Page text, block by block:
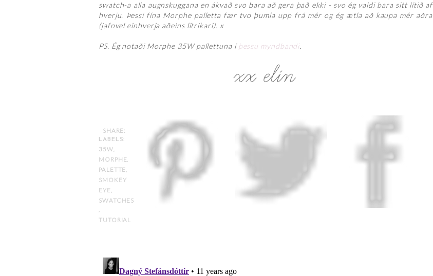
swatch-a alla augnskuggana en ákvað svo bara að gera það ekki - svo ég valdi bara sitt lítið af
hverju. Þessi fína Morphe palletta fær tvo þumla upp frá mér og ég ætla að kaupa mér aðra
(jafnvel einhverja aðeins litríkari). x
PS. Ég notaði Morphe 35W pallettuna íþessu myndbandi.
SHARE:
LABELS:
35W,
MORPHE,
PALETTE ,
SMOKEY
EYE ,
SWATCHES
,
TUTORIAL